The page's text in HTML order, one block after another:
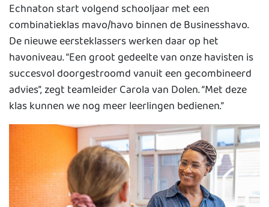
Echnaton start volgend schooljaar met een
combinatieklas mavo/havo binnen de Businesshavo.
De nieuwe eersteklassers werken daar op het
havoniveau. “Een groot gedeelte van onze havisten is
succesvol doorgestroomd vanuit een gecombineerd
advies”, zegt teamleider Carola van Dolen. “Met deze
klas kunnen we nog meer leerlingen bedienen.”